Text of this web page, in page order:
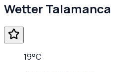
WetterTalamanca
19°C